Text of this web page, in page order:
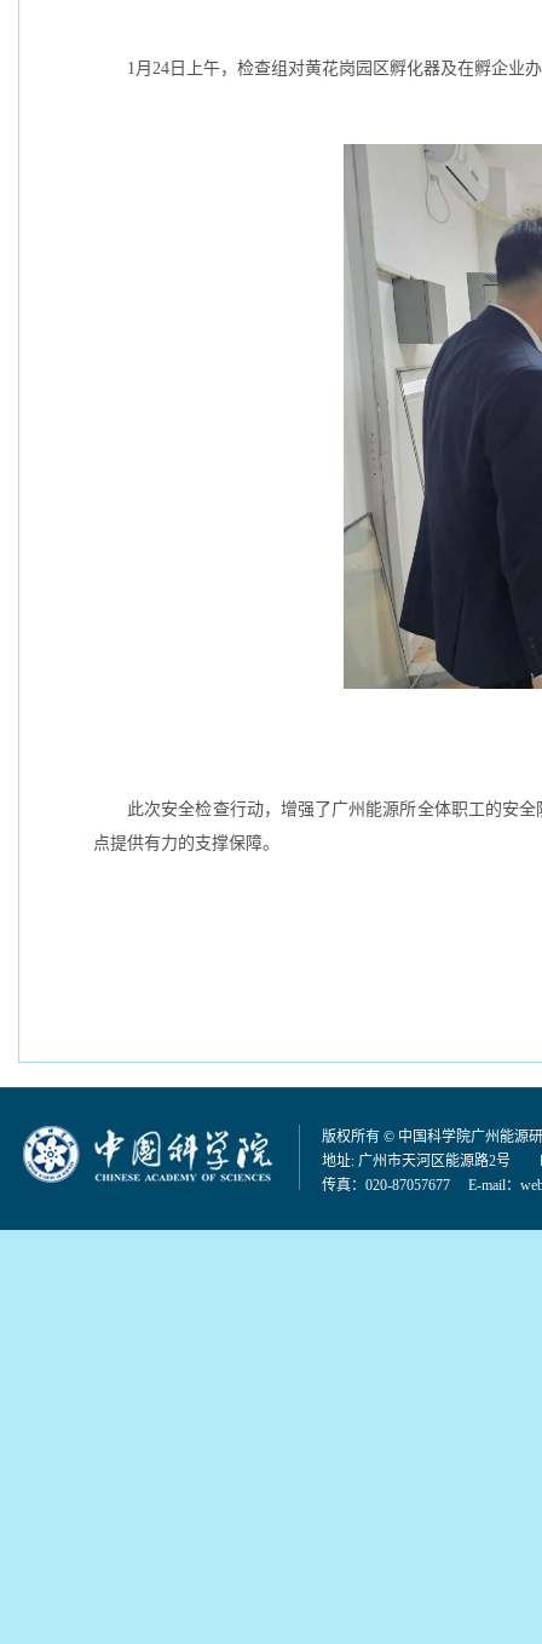
1月24日上午，检查组对黄花岗园区孵化器及在孵企业
此次安全检查行动，增强了广州能源所全体职工的安全
点提供有力的支撑保障。
版权所有 © 中国科学院广州能源
地址: 广州市天河区能源路2号
传真：020-87057677 E-mail：